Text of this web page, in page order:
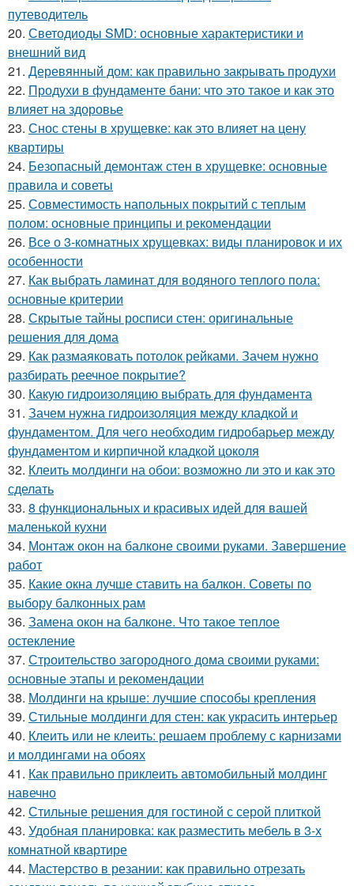
путеводитель
20. Светодиоды SMD: основные характеристики и
внешний вид
21. Деревянный дом: как правильно закрывать продухи
22. Продухи в фундаменте бани: что это такое и как это
влияет на здоровье
23. Снос стены в хрущевке: как это влияет на цену
квартиры
24. Безопасный демонтаж стен в хрущевке: основные
правила и советы
25. Совместимость напольных покрытий с теплым
полом: основные принципы и рекомендации
26. Все о 3-комнатных хрущевках: виды планировок и их
особенности
27. Как выбрать ламинат для водяного теплого пола:
основные критерии
28. Скрытые тайны росписи стен: оригинальные
решения для дома
29. Как размаяковать потолок рейками. Зачем нужно
разбирать реечное покрытие?
30. Какую гидроизоляцию выбрать для фундамента
31. Зачем нужна гидроизоляция между кладкой и
фундаментом. Для чего необходим гидробарьер между
фундаментом и кирпичной кладкой цоколя
32. Клеить молдинги на обои: возможно ли это и как это
сделать
33. 8 функциональных и красивых идей для вашей
маленькой кухни
34. Монтаж окон на балконе своими руками. Завершение
работ
35. Какие окна лучше ставить на балкон. Советы по
выбору балконных рам
36. Замена окон на балконе. Что такое теплое
остекление
37. Строительство загородного дома своими руками:
основные этапы и рекомендации
38. Молдинги на крыше: лучшие способы крепления
39. Стильные молдинги для стен: как украсить интерьер
40. Клеить или не клеить: решаем проблему с карнизами
и молдингами на обоях
41. Как правильно приклеить автомобильный молдинг
навечно
42. Стильные решения для гостиной с серой плиткой
43. Удобная планировка: как разместить мебель в 3-х
комнатной квартире
44. Мастерство в резании: как правильно отрезать